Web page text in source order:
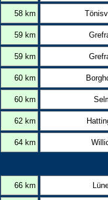
58 km
59 km
59 km
60 km
60 km
62 km
64 km
66 km